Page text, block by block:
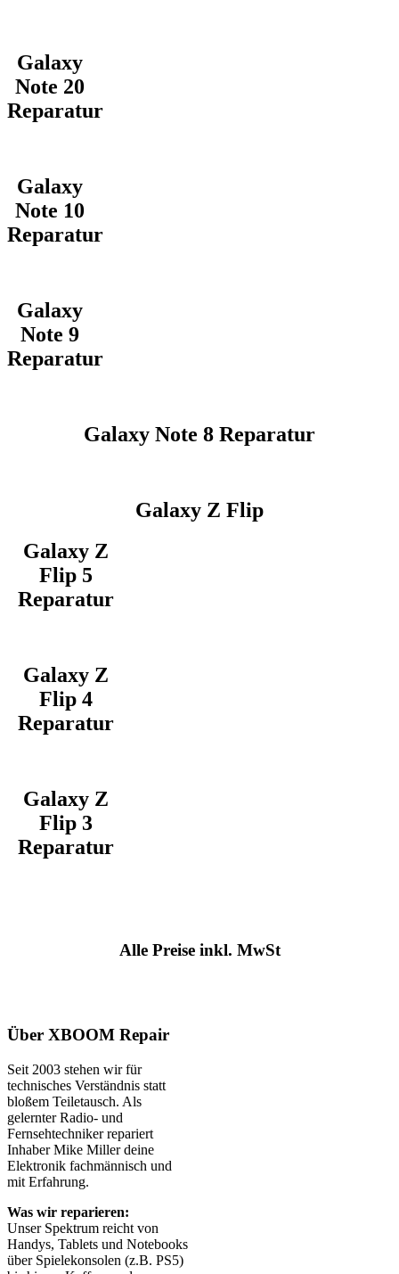
Galaxy
Note 20
Reparatur
Galaxy
Note 10
Reparatur
Galaxy
Note 9
Reparatur
Galaxy Note 8 Reparatur
Galaxy Z Flip
Galaxy Z
Flip 5
Reparatur
Galaxy Z
Flip 4
Reparatur
Galaxy Z
Flip 3
Reparatur
Alle Preise inkl. MwSt
Über XBOOM Repair
Seit 2003 stehen wir für
technisches Verständnis statt
bloßem Teiletausch. Als
gelernter Radio- und
Fernsehtechniker repariert
Inhaber Mike Miller deine
Elektronik fachmännisch und
mit Erfahrung.
Was wir reparieren:
Unser Spektrum reicht von
Handys, Tablets und Notebooks
über Spielekonsolen (z.B. PS5)